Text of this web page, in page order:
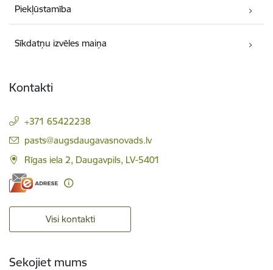
Piekļūstamība
Sīkdatņu izvēles maiņa
Kontakti
+371 65422238
E-pasts:
pasts@augsdaugavasnovads.lv
Rīgas iela 2, Daugavpils, LV-5401
Visi kontakti
Sekojiet mums